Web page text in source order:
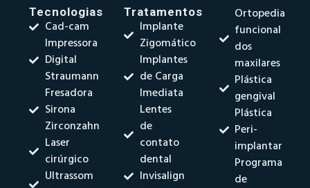
Tecnologias
Cad-cam
Impressora
Digital
Straumann
Fresadora
Sirona
Zirconzahn
Laser
cirúrgico
Ultrassom
Tratamentos
Implante
Zigomático
Implantes
de Carga
Imediata
Lentes
de
contato
dental
Invisalign
Ortopedia
funcional
dos
maxilares
Plástica
gengival
Plástica
Peri-
implantar
Programa
de